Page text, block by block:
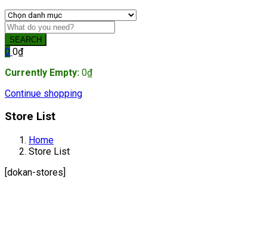
SEARCH
0 0₫
Currently Empty: 0₫
Continue shopping
Store List
Home
Store List
[dokan-stores]